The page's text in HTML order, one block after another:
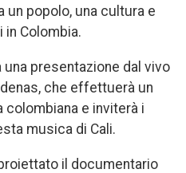
popolo, una cultura e
Colombia.
presentazione dal vivo
che effettuerà un
e inviterà i
musica di Cali.
il documentario